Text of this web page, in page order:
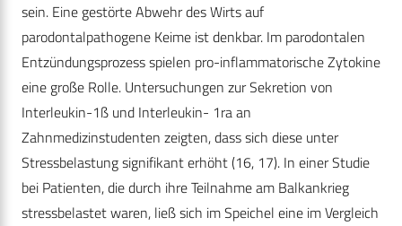
sein. Eine gestörte Abwehr des Wirts auf
parodontalpathogene Keime ist denkbar. Im parodontalen
Entzündungsprozess spielen pro-inflammatorische Zytokine
eine große Rolle. Untersuchungen zur Sekretion von
Interleukin-1ß und Interleukin- 1ra an
Zahnmedizinstudenten zeigten, dass sich diese unter
Stressbelastung signifikant erhöht (16, 17). In einer Studie
bei Patienten, die durch ihre Teilnahme am Balkankrieg
stressbelastet waren, ließ sich im Speichel eine im Vergleich